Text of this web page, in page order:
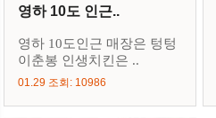
영하 10도 인근..
영하 10도인근 매장은 텅텅
이춘봉 인생치킨은 ..
01.29 조회: 10986